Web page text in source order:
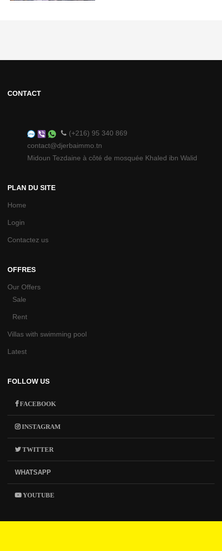
CONTACT
(+216) 95 340 869
contact@djerbaimmo.tn
Midoun Tezdaine à côté de mosquée Khaled ibn Walid
PLAN DU SITE
Home
Login
Contactez us
OFFRES
Our Offers
Sale
Rent
Villas with swimming pool
Latest
FOLLOW US
FACEBOOK
INSTAGRAM
TWITTER
WHATSAPP
YOUTUBE